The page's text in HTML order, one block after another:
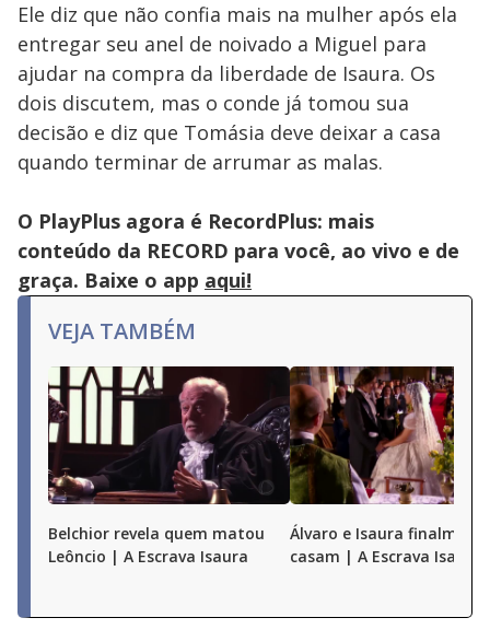
Ele diz que não confia mais na mulher após ela
entregar seu anel de noivado a Miguel para
ajudar na compra da liberdade de Isaura. Os
dois discutem, mas o conde já tomou sua
decisão e diz que Tomásia deve deixar a casa
quando terminar de arrumar as malas.
O PlayPlus agora é RecordPlus: mais
conteúdo da RECORD para você, ao vivo e de
graça. Baixe o app aqui!
VEJA TAMBÉM
Belchior revela quem matou
Leôncio | A Escrava Isaura
Álvaro e Isaura
casam | A Escrava Isaura